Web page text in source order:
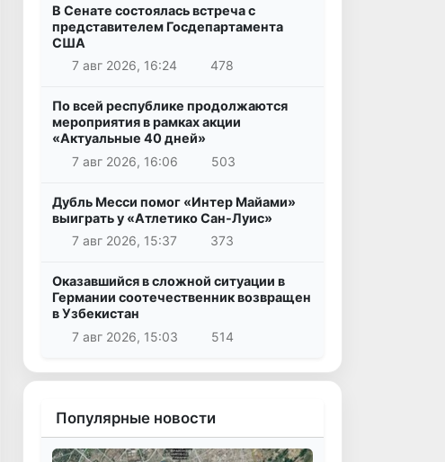
В Сенате состоялась встреча с
представителем Госдепартамента
США
7 авг 2026, 16:24
478
По всей республике продолжаются
мероприятия в рамках акции
«Актуальные 40 дней»
7 авг 2026, 16:06
503
Дубль Месси помог «Интер Майами»
выиграть у «Атлетико Сан-Луис»
7 авг 2026, 15:37
373
Оказавшийся в сложной ситуации в
Германии соотечественник возвращен
в Узбекистан
7 авг 2026, 15:03
514
Популярные новости